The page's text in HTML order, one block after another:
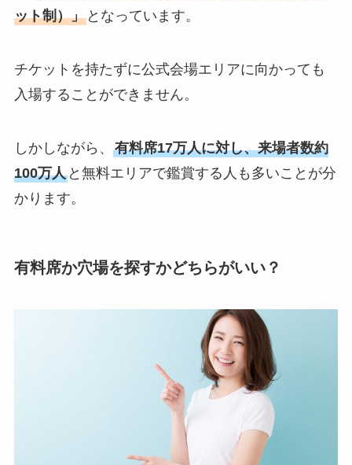
ット制）」となっています。
チケットを持たずに公式会場エリアに向かっても
入場することができません。
しかしながら、 有料席17万人に対し、来場者数約
100万人と無料エリアで鑑賞する人も多いことが分
かります。
有料席か穴場を探すかどちらがいい？